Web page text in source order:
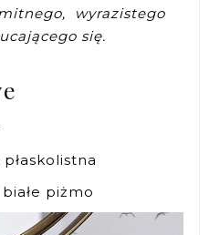
wyrazistego
się.
piżmo